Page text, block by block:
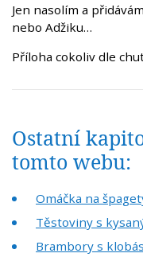
Jen nasolím a
nebo Adžiku…
Příloha cokoliv dle
Ostatní
tomto webu:
Omáčka na
Těstoviny s
Brambory s